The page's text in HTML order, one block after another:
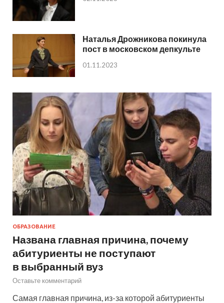
Наталья Дрожникова покинула
пост в московском депкульте
01.11.2023
ОБРАЗОВАНИЕ
Названа главная причина, почему
абитуриенты не поступают
в выбранный вуз
Оставьте комментарий
Самая главная причина, из-за которой абитуриенты